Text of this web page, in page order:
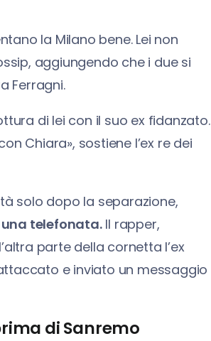
la Milano bene. Lei non
aggiungendo che i due si
Ferragni.
di lei con il suo ex fidanzato.
Chiara», sostiene l’ex re dei
solo dopo la separazione,
telefonata.Il rapper,
parte della cornetta l’ex
e inviato un messaggio
di Sanremo